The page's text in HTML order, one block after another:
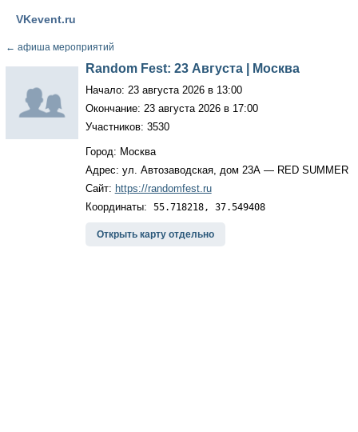
VKevent.ru
← афиша мероприятий
Random Fest: 23 Августа | Москва
Начало: 23 августа 2026 в 13:00
Окончание: 23 августа 2026 в 17:00
Участников: 3530
Город: Москва
Адрес: ул. Автозаводская, дом 23А — RED SUMMER
Сайт: https://randomfest.ru
Координаты: 55.718218, 37.549408
Открыть карту отдельно